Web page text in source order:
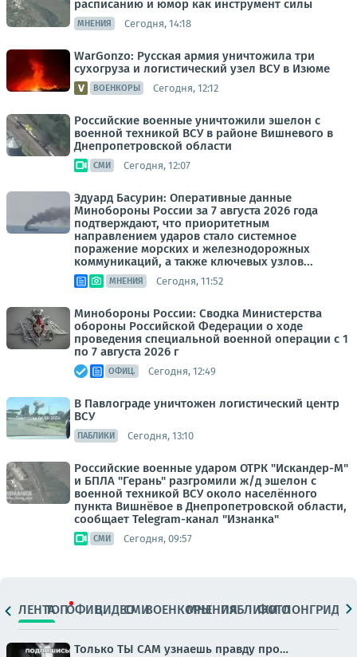
расписанию и юмор как инструмент силы
МНЕНИЯ Сегодня, 14:18
WarGonzo: Русская армия уничтожила три
сухогруза и логистический узел ВСУ в Изюме
ВОЕНКОРЫ Сегодня, 12:12
Российские военные уничтожили эшелон с
военной техникой ВСУ в районе Вишневого в
Днепропетровской области
СМИ Сегодня, 12:07
Эдуард Басурин: Оперативные данные
Минобороны России за 7 августа 2026 года
подтверждают, что приоритетным
направлением ударов стало системное
поражение морских и железнодорожных
коммуникаций, а также ключевых узлов...
МНЕНИЯ Сегодня, 11:52
Минобороны России: Сводка Министерства
обороны Российской Федерации о ходе
проведения специальной военной операции с 1
по 7 августа 2026 г
ОФИЦ. Сегодня, 12:49
В Павлограде уничтожен логистический центр
ВСУ
ПАБЛИКИ Сегодня, 13:10
Российские военные ударом ОТРК "Искандер-М"
и БПЛА "Герань" разгромили ж/д эшелон с
военной техникой ВСУ около населённого
пункта Вишнёвое в Днепропетровской области,
сообщает Telegram-канал "Изнанка"
СМИ Сегодня, 09:57
ЛЕНТАТОПОФИЦ.ВИДЕОСМИВОЕНКОРЫМНЕНИЯПАБЛИКИ
ФОТОЛОНГРИДЫ
Только ТЫ САМ узнаешь правду про…